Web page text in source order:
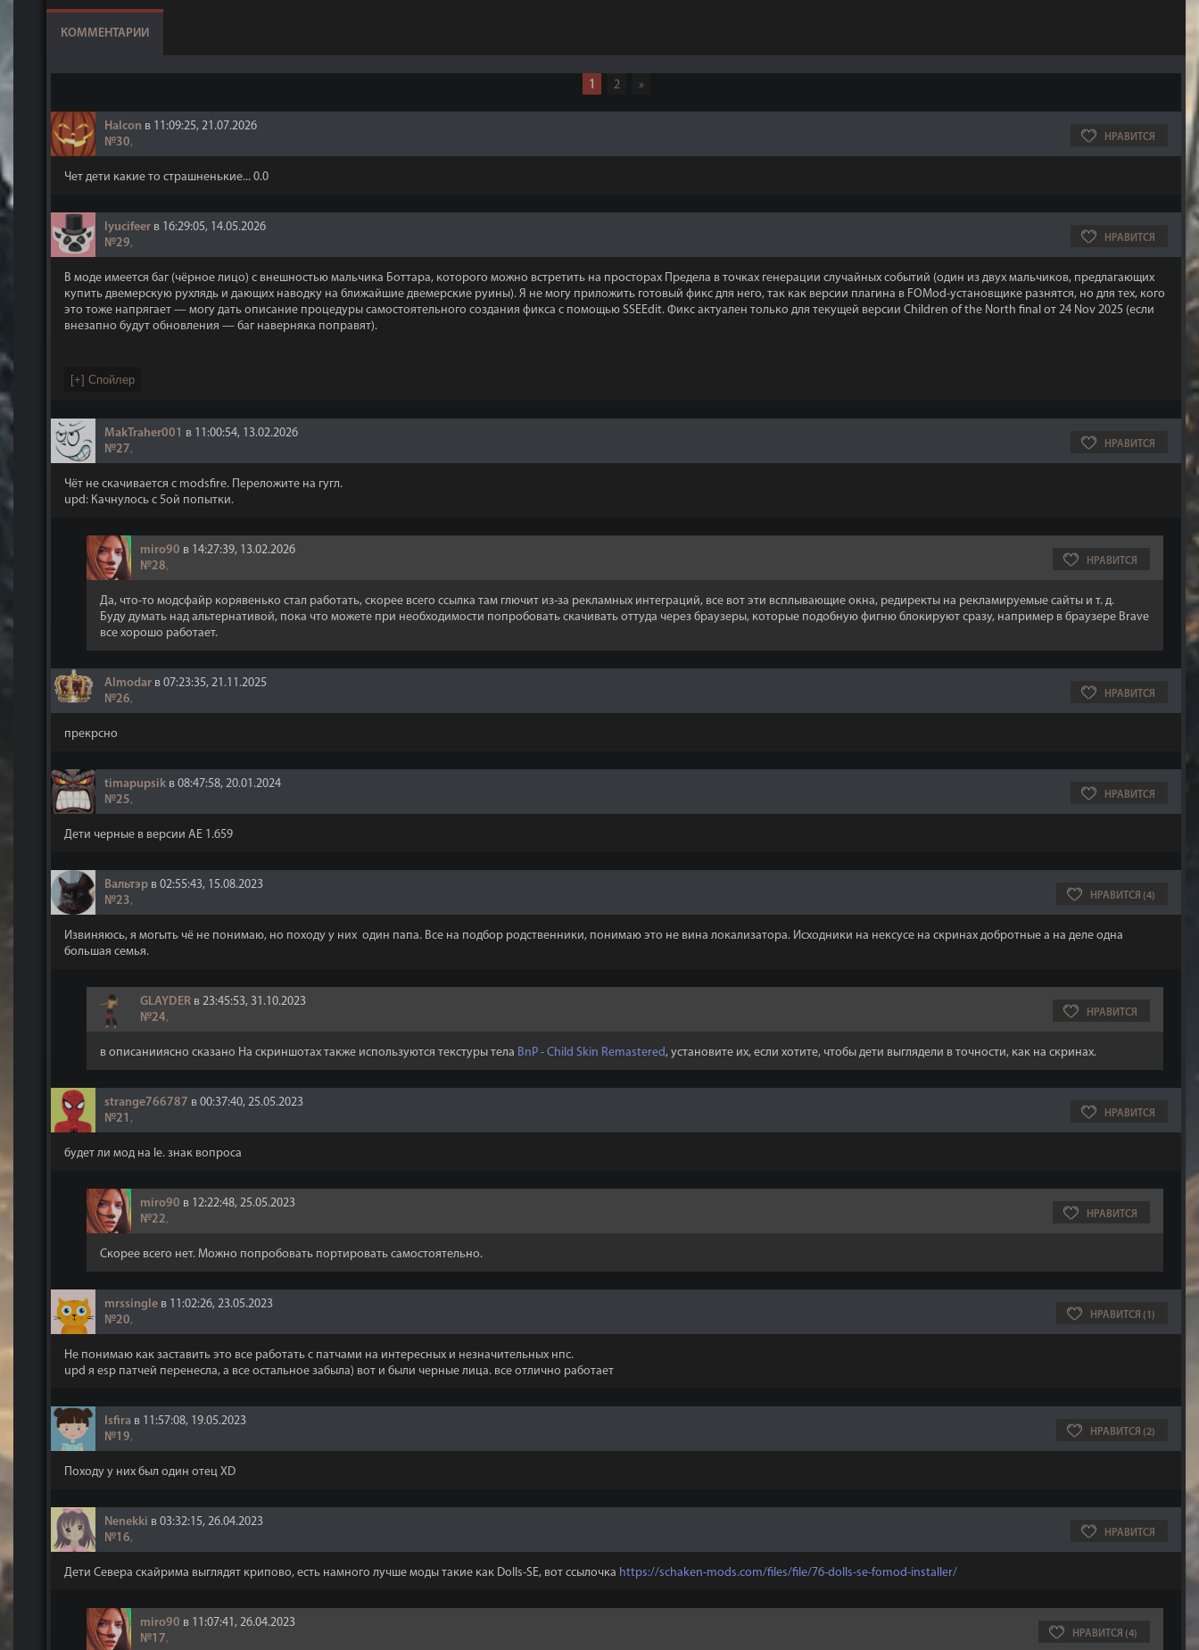
КОММЕНТАРИИ
1 2 »
Halcon в 11:09:25, 21.07.2026
№30, НРАВИТСЯ
Чет дети какие то страшненькие... 0.0
lyucifeer в 16:29:05, 14.05.2026
№29, НРАВИТСЯ
В моде имеется баг (чёрное лицо) с внешностью мальчика Боттара, которого можно встретить на просторах Предела в точках генерации случайных событий (один из двух мальчиков, предлагающих
купить двемерскую рухлядь и дающих наводку на ближайшие двемерские руины). Я не могу приложить готовый фикс для него, так как версии плагина в FOMod-установщике разнятся, но для тех, кого
это тоже напрягает — могу дать описание процедуры самостоятельного создания фикса с помощью SSEEdit. Фикс актуален только для текущей версии Children of the North final от 24 Nov 2025 (если
внезапно будут обновления — баг наверняка поправят).
MakTraher001 в 11:00:54, 13.02.2026
№27, НРАВИТСЯ
Чёт не скачивается с modsfire. Переложите на гугл.
upd: Качнулось с 5ой попытки.
miro90 в 14:27:39, 13.02.2026
№28, НРАВИТСЯ
Да, что-то модсфайр корявенько стал работать, скорее всего ссылка там глючит из-за рекламных интеграций, все вот эти всплывающие окна, редиректы на рекламируемые сайты и т. д.
Буду думать над альтернативой, пока что можете при необходимости попробовать скачивать оттуда через браузеры, которые подобную фигню блокируют сразу, например в браузере Brave
все хорошо работает.
Almodar в 07:23:35, 21.11.2025
№26, НРАВИТСЯ
прекрсно
timapupsik в 08:47:58, 20.01.2024
№25, НРАВИТСЯ
Дети черные в версии AE 1.659
Вальтэр в 02:55:43, 15.08.2023
№23, НРАВИТСЯ (4)
Извиняюсь, я могыть чё не понимаю, но походу у них один папа. Все на подбор родственники, понимаю это не вина локализатора. Исходники на нексусе на скринах добротные а на деле одна
большая семья.
GLAYDER в 23:45:53, 31.10.2023
№24, НРАВИТСЯ
в описанииясно сказано На скриншотах также используются текстуры тела BnP - Child Skin Remastered, установите их, если хотите, чтобы дети выглядели в точности, как на скринах.
strange766787 в 00:37:40, 25.05.2023
№21 , НРАВИТСЯ
будет ли мод на le. знак вопроса
miro90 в 12:22:48, 25.05.2023
№22, НРАВИТСЯ
Скорее всего нет. Можно попробовать портировать самостоятельно.
mrssingle в 11:02:26, 23.05.2023
№20, НРАВИТСЯ (1)
Не понимаю как заставить это все работать с патчами на интересных и незначительных нпс.
upd я esp патчей перенесла, а все остальное забыла) вот и были черные лица. все отлично работает
Isfira в 11:57:08, 19.05.2023
№19, НРАВИТСЯ (2)
Походу у них был один отец XD
Nenekki в 03:32:15, 26.04.2023
№16, НРАВИТСЯ
Дети Севера скайрима выглядят крипово, есть намного лучше моды такие как Dolls-SE, вот ссылочка https://schaken-mods.com/files/file/76-dolls-se-fomod-installer/
miro90 в 11:07:41, 26.04.2023
№17, НРАВИТСЯ (4)